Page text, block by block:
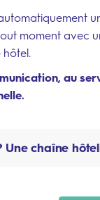
moment avec
hôtel.
au
Une chaîne